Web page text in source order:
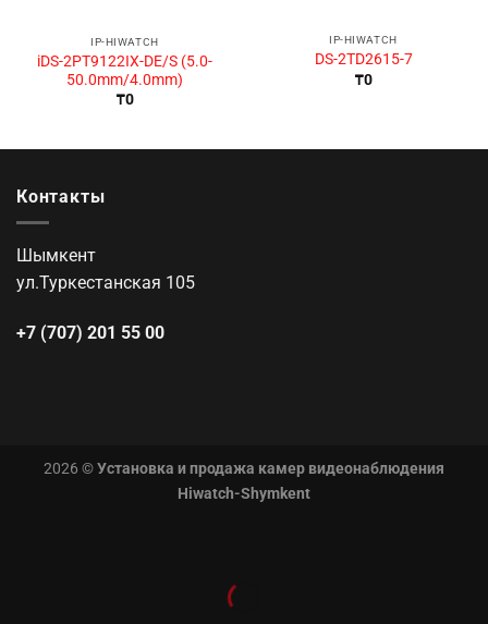
IP-HIWATCH
iDS-2PT9122IX-DE/S (5.0-
50.0mm/4.0mm)
₸0
IP-HIWATCH
DS-2TD2615-7
₸0
Контакты
Шымкент
ул.Туркестанская 105
+7 (707) 201 55 00
2026 ©Установка и продажа камер видеонаблюдения
Hiwatch-Shymkent